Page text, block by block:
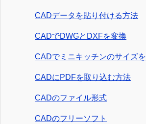
CADデータを貼り付ける方法
CADでDWGとDXFを変換
CADでミニキッチンのサイズを
CADにPDFを取り込む方法
CADのファイル形式
CADのフリーソフト